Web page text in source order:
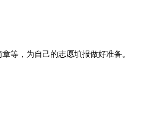
等，为自己的志愿填报做好准备。